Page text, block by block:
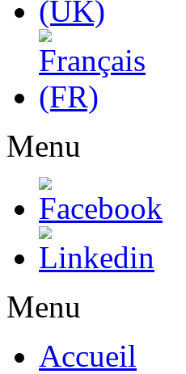
Menu
Menu
Accueil